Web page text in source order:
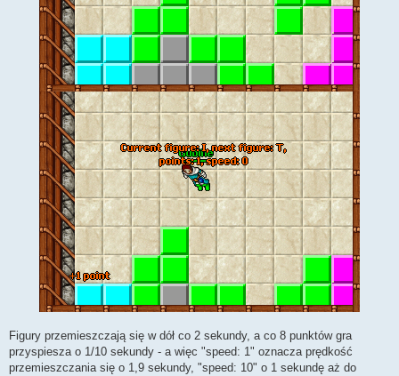
Figury przemieszczają się w dół co 2 sekundy, a co 8 punktów gra
przyspiesza o 1/10 sekundy - a więc "speed: 1" oznacza prędkość
przemieszczania się o 1,9 sekundy, "speed: 10" o 1 sekundę aż do